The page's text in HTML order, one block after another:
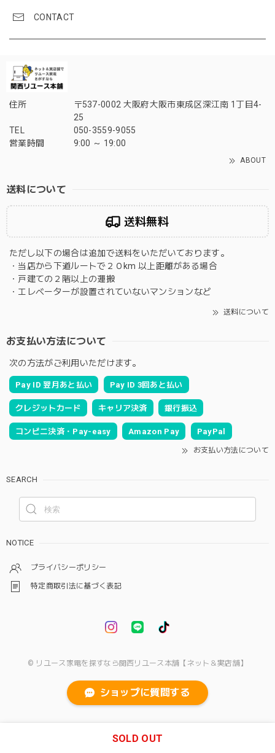
CONTACT
住所
〒537-0002 大阪府大阪市東成区深江南 1丁目4-
25
TEL
050-3559-9055
営業時間
9:00 ～ 19:00
ABOUT
送料について
送料無料
ただし以下の場合は追加で送料をいただいております。
・当店から下道ルートで２０km 以上距離がある場合
・戸建ての２階以上の運搬
・エレベーターが設置されていないマンションなど
送料について
お支払い方法について
次の方法がご利用いただけます。
Pay ID 翌月あと払い Pay ID 3回あと払い
クレジットカード キャリア決済 銀行振込
コンビニ決済・Pay-easy Amazon Pay PayPal
お支払い方法について
SEARCH
NOTICE
プライバシーポリシー
特定商取引法に基づく表記
© リユース家電を探すなら関西リユース本舗【ネット＆実店舗】
SOLD OUT
ショップに質問する